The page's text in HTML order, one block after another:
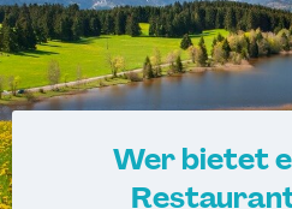
Wer bietet